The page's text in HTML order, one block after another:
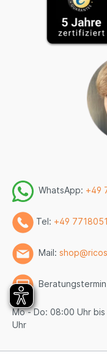
WhatsApp: +49
Tel: +49
Mail:
Beratungstermin
Mo - Do: 08:00 Uhr
Uhr